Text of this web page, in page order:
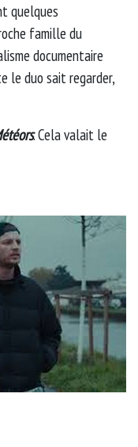
quelques
famille du
documentaire
le duo sait regarder,
. Cela valait le